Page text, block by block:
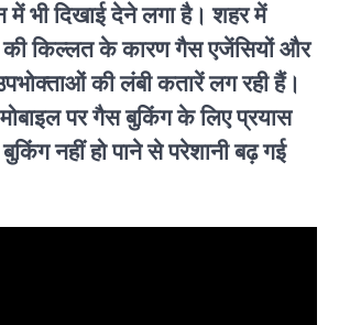
में भी दिखाई देने लगा है। शहर में
की किल्लत के कारण गैस एजेंसियों और
की लंबी कतारें लग रही हैं।
पर गैस बुकिंग के लिए प्रयास
नहीं हो पाने से परेशानी बढ़ गई